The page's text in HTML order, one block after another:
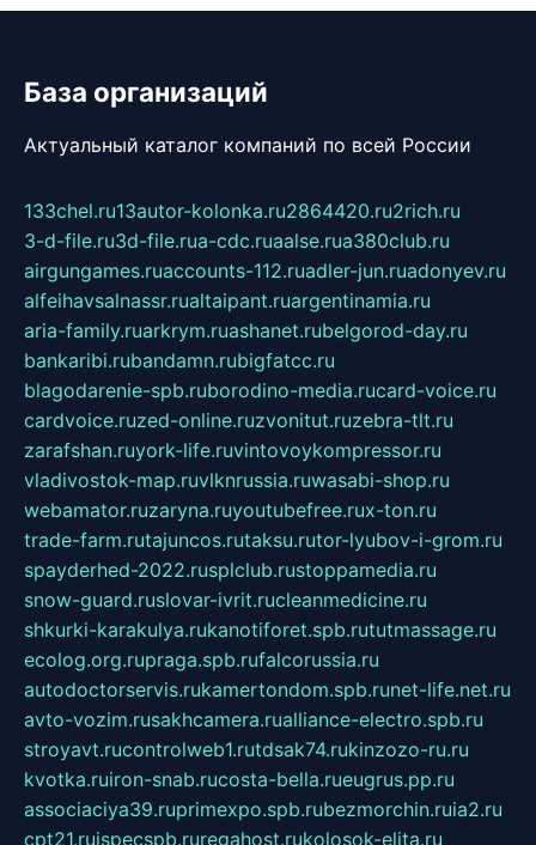
База организаций
Актуальный каталог компаний по всей России
133chel.ru13autor-kolonka.ru2864420.ru2rich.ru
3-d-file.ru3d-file.rua-cdc.ruaalse.rua380club.ru
airgungames.ruaccounts-112.ruadler-jun.ruadonyev.ru
alfeihavsalnassr.rualtaipant.ruargentinamia.ru
aria-family.ruarkrym.ruashanet.rubelgorod-day.ru
bankaribi.rubandamn.rubigfatcc.ru
blagodarenie-spb.ruborodino-media.rucard-voice.ru
cardvoice.ruzed-online.ruzvonitut.ruzebra-tlt.ru
zarafshan.ruyork-life.ruvintovoykompressor.ru
vladivostok-map.ruvlknrussia.ruwasabi-shop.ru
webamator.ruzaryna.ruyoutubefree.rux-ton.ru
trade-farm.rutajuncos.rutaksu.rutor-lyubov-i-grom.ru
spayderhed-2022.rusplclub.rustoppamedia.ru
snow-guard.ruslovar-ivrit.rucleanmedicine.ru
shkurki-karakulya.rukanotiforet.spb.rututmassage.ru
ecolog.org.rupraga.spb.rufalcorussia.ru
autodoctorservis.rukamertondom.spb.runet-life.net.ru
avto-vozim.rusakhcamera.rualliance-electro.spb.ru
stroyavt.rucontrolweb1.rutdsak74.rukinzozo-ru.ru
kvotka.ruiron-snab.rucosta-bella.rueugrus.pp.ru
associaciya39.ruprimexpo.spb.rubezmorchin.ruia2.ru
cpt21.ruispecspb.ruregahost.rukolosok-elita.ru